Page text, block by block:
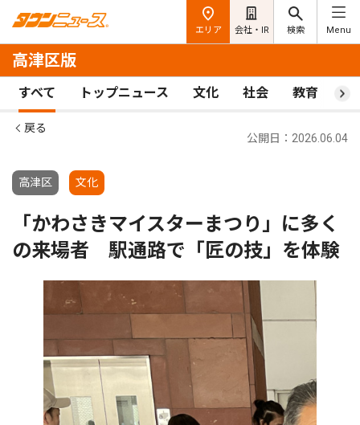
エリア 会社・IR 検索 Menu
高津区版
すべて トップニュース 文化 社会 教育 ス
戻る
高津区 文化
公開日：2026.06.04
「かわさきマイスターまつり」に多く
の来場者 駅通路で「匠の技」を体験